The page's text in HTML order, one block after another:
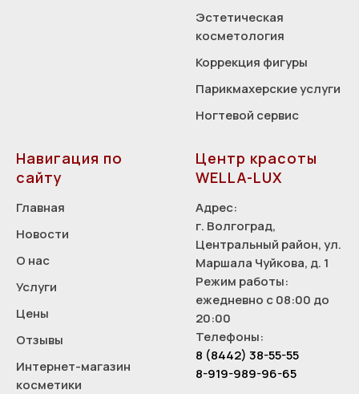
Эстетическая
косметология
Коррекция фигуры
Парикмахерские услуги
Ногтевой сервис
Навигация по
сайту
Главная
Новости
О нас
Услуги
Цены
Отзывы
Интернет-магазин
косметики
Центр красоты
WELLA-LUX
Адрес:
г. Волгоград,
Центральный район, ул.
Маршала Чуйкова, д. 1
Режим работы:
ежедневно с 08:00 до
20:00
Телефоны:
8 (8442) 38-55-55
8-919-989-96-65